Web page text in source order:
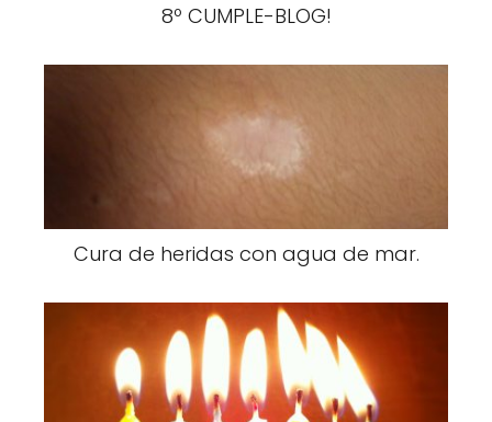
8º CUMPLE-BLOG!
Cura de heridas con agua de mar.